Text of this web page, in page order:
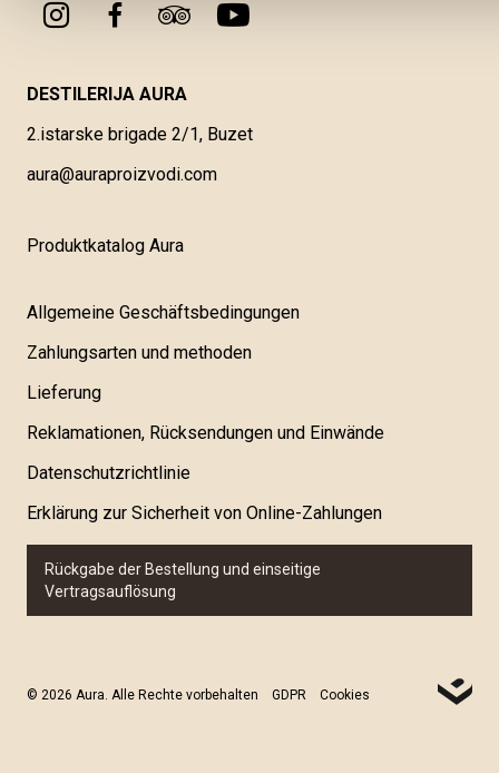
DESTILERIJA AURA
2.istarske brigade 2/1, Buzet
aura@auraproizvodi.com
Produktkatalog Aura
Allgemeine Geschäftsbedingungen
Zahlungsarten und methoden
Lieferung
Reklamationen, Rücksendungen und Einwände
Datenschutzrichtlinie
Erklärung zur Sicherheit von Online-Zahlungen
Rückgabe der Bestellung und einseitige
Vertragsauflösung
© 2026 Aura. Alle Rechte vorbehalten GDPR Cookies